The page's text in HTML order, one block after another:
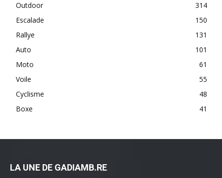
Outdoor
314
Escalade
150
Rallye
131
Auto
101
Moto
61
Voile
55
Cyclisme
48
Boxe
41
LA UNE DE GADIAMB.RE